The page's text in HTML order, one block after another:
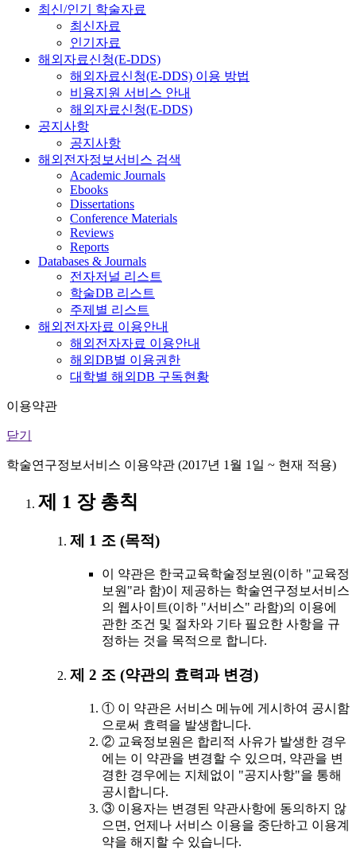
최신/인기 학술자료
최신자료
인기자료
해외자료신청(E-DDS)
해외자료신청(E-DDS) 이용 방법
비용지원 서비스 안내
해외자료신청(E-DDS)
공지사항
공지사항
해외전자정보서비스 검색
Academic Journals
Ebooks
Dissertations
Conference Materials
Reviews
Reports
Databases & Journals
전자저널 리스트
학술DB 리스트
주제별 리스트
해외전자자료 이용안내
해외전자자료 이용안내
해외DB별 이용권한
대학별 해외DB 구독현황
이용약관
닫기
학술연구정보서비스 이용약관 (2017년 1월 1일 ~ 현재 적용)
제 1 장 총칙
제 1 조 (목적)
이 약관은 한국교육학술정보원(이하 "교육정
보원"라 함)이 제공하는 학술연구정보서비스
의 웹사이트(이하 "서비스" 라함)의 이용에
관한 조건 및 절차와 기타 필요한 사항을 규
정하는 것을 목적으로 합니다.
제 2 조 (약관의 효력과 변경)
① 이 약관은 서비스 메뉴에 게시하여 공시함
으로써 효력을 발생합니다.
② 교육정보원은 합리적 사유가 발생한 경우
에는 이 약관을 변경할 수 있으며, 약관을 변
경한 경우에는 지체없이 "공지사항"을 통해
공시합니다.
③ 이용자는 변경된 약관사항에 동의하지 않
으면, 언제나 서비스 이용을 중단하고 이용계
약을 해지할 수 있습니다.